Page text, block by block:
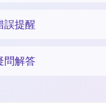
誤提醒
問解答